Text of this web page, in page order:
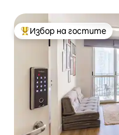
Най-популярен избор
Избор на гостите